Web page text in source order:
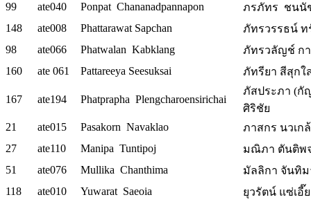
99
ate040 Ponpat Chananadpannapon
ภรภัทร ชนนั
148
ate008 Phattarawat Sapchan
ภัทรวรรธน์ ท
98
ate066 Phatwalan Kabklang
ภัทรวลัญช์ กา
160
ate 061 Pattareeya Seesuksai ภัทรียา สีสุกใ
167 ate194 Phatprapha Plengcharoensirichai
ภัสประภา (กั
ศิริชัย
21
ate015 Pasakorn Navaklao
ภาสกร นวเก
27
ate110 Manipa Tuntipoj
มณิภา ตันติพ
51
ate076 Mullika Chanthima
มัลลิกา จันทิม
118
ate010 Yuwarat Saeoia ยุวรัตน์ แซ่เอี๊